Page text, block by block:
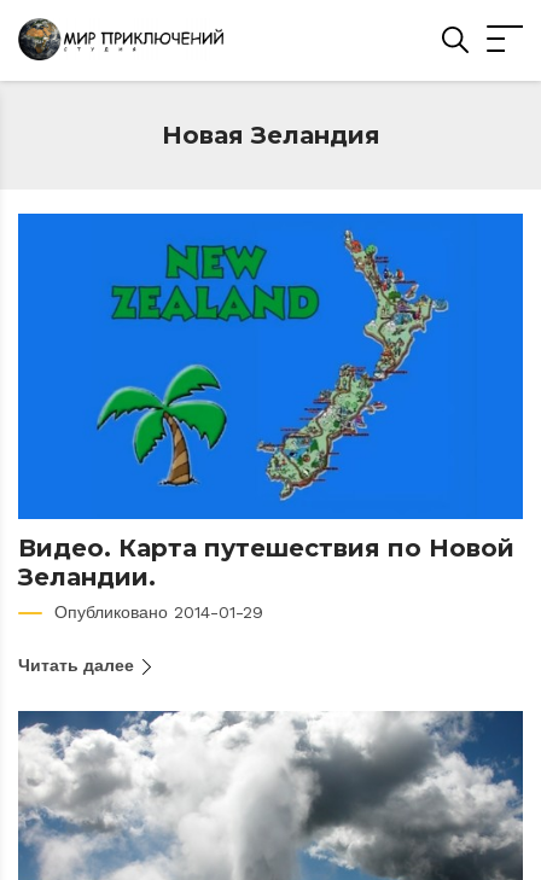
Новая Зеландия
Видео. Карта путешествия по Новой
Зеландии.
Опубликовано 2014-01-29
Читать далее